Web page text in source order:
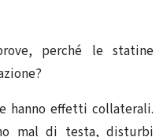
perché le statine
hanno effetti collaterali.
mal di testa, disturbi